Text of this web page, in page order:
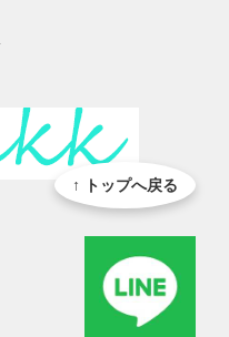
↑ トップへ戻る